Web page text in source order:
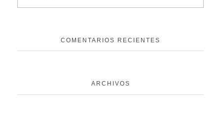
COMENTARIOS RECIENTES
ARCHIVOS